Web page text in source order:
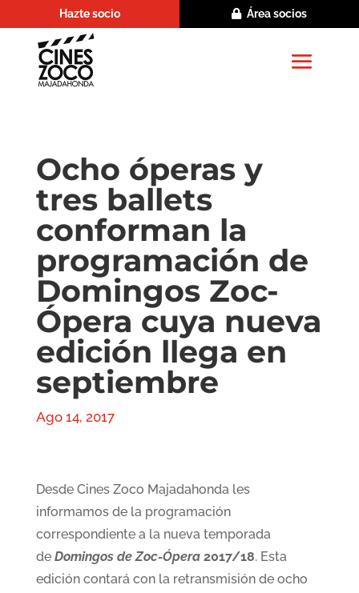
Hazte socio Área socios
Ocho óperas y
tres ballets
conforman la
programación de
Domingos Zoc-
Ópera cuya nueva
edición llega en
septiembre
Ago 14, 2017
Desde Cines Zoco Majadahonda les
informamos de la programación
correspondiente a la nueva temporada
de Domingos de Zoc-Ópera2017/18. Esta
edición contará con la retransmisión de ocho